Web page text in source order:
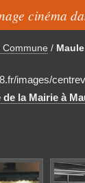
cinéma
/
images/
de la Mairie à